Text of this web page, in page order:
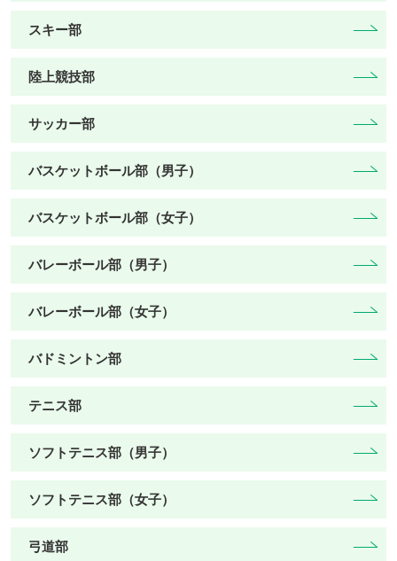
スキー部
陸上競技部
サッカー部
バスケットボール部（男子）
バスケットボール部（女子）
バレーボール部（男子）
バレーボール部（女子）
バドミントン部
テニス部
ソフトテニス部（男子）
ソフトテニス部（女子）
弓道部